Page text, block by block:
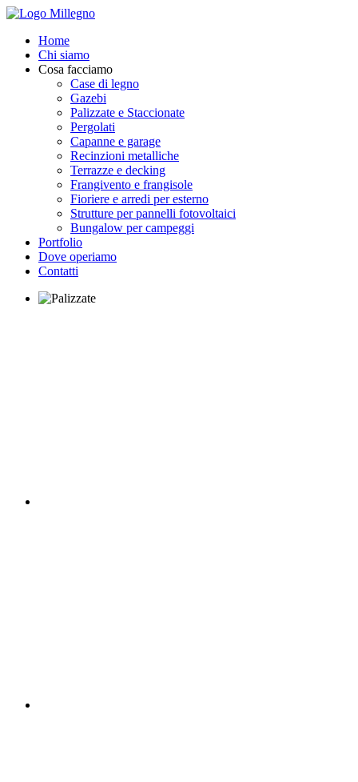
Home
Chi siamo
Cosa facciamo
Case di legno
Gazebi
Palizzate e Staccionate
Pergolati
Capanne e garage
Recinzioni metalliche
Terrazze e decking
Frangivento e frangisole
Fioriere e arredi per esterno
Strutture per pannelli fotovoltaici
Bungalow per campeggi
Portfolio
Dove operiamo
Contatti